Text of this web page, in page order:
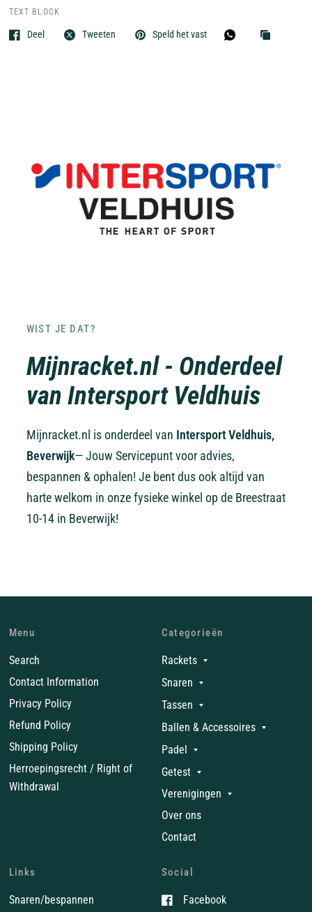
TEXT BLOCK
Deel Tweeten Speld het vast
WIST JE DAT?
Mijnracket.nl - Onderdeel
van Intersport Veldhuis
Mijnracket.nl is onderdeel van Intersport Veldhuis,
Beverwijk— Jouw Servicepunt voor advies,
bespannen & ophalen! Je bent dus ook altijd van
harte welkom in onze fysieke winkel op de Breestraat
10-14 in Beverwijk!
Menu
Search
Contact Information
Privacy Policy
Refund Policy
Shipping Policy
Herroepingsrecht / Right of
Withdrawal
Categorieën
Rackets
Snaren
Tassen
Ballen & Accessoires
Padel
Getest
Verenigingen
Over ons
Contact
Links
Snaren/bespannen
Social
Facebook